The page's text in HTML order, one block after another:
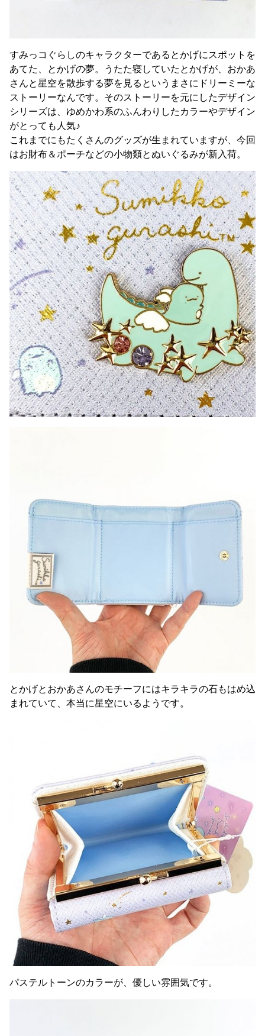
すみっコぐらしのキャラクターであるとかげにスポットを
あてた、とかげの夢。うたた寝していたとかげが、おかあ
さんと星空を散歩する夢を見るというまさにドリーミーな
ストーリーなんです。そのストーリーを元にしたデザイン
シリーズは、ゆめかわ系のふんわりしたカラーやデザイン
がとっても人気♪
これまでにもたくさんのグッズが生まれていますが、今回
はお財布＆ポーチなどの小物類とぬいぐるみが新入荷。
とかげとおかあさんのモチーフにはキラキラの石もはめ込
まれていて、本当に星空にいるようです。
パステルトーンのカラーが、優しい雰囲気です。